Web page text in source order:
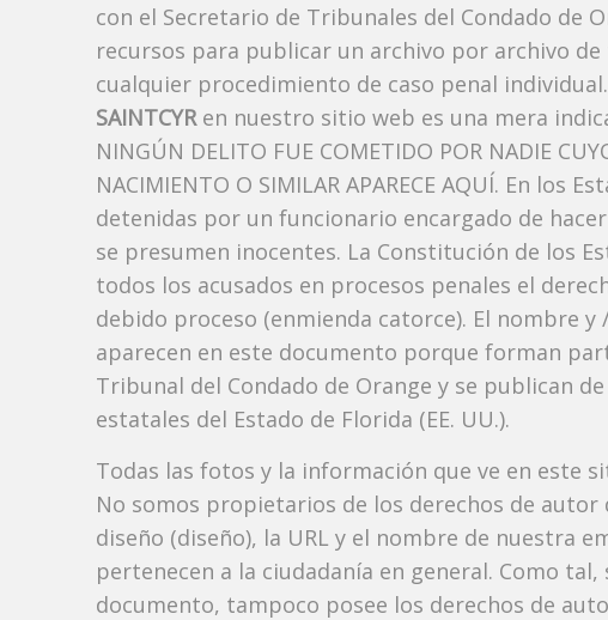
con el Secretario de Tribunales del Condado de
recursos para publicar un archivo por archivo
cualquier procedimiento de caso penal
SAINTCYRen nuestro sitio web es una mera
NINGÚN DELITO FUE COMETIDO POR NADIE
NACIMIENTO O SIMILAR APARECE AQUÍ. En los
detenidas por un funcionario encargado de
se presumen inocentes. La Constitución de los
todos los acusados ​​en procesos penales el
debido proceso (enmienda catorce). El nombre y
aparecen en este documento porque forman
Tribunal del Condado de Orange y se publican
estatales del Estado de Florida (EE. UU.).
Todas las fotos y la información que ve en este
No somos propietarios de los derechos de
diseño (diseño), la URL y el nombre de nuestra
pertenecen a la ciudadanía en general. Como
documento, tampoco posee los derechos de